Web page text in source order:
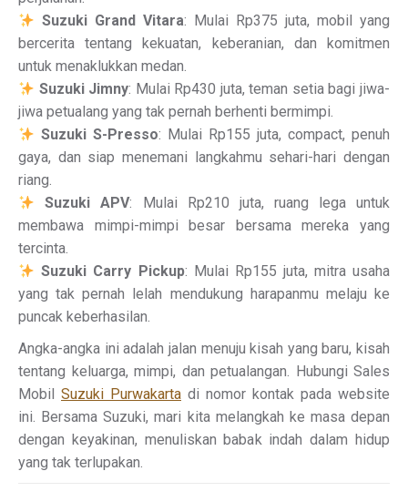
Suzuki Grand Vitara: Mulai Rp375 juta, mobil yang
bercerita tentang kekuatan, keberanian, dan komitmen
untuk menaklukkan medan.
Suzuki Jimny: Mulai Rp430 juta, teman setia bagi jiwa-
jiwa petualang yang tak pernah berhenti bermimpi.
Suzuki S-Presso: Mulai Rp155 juta, compact, penuh
gaya, dan siap menemani langkahmu sehari-hari dengan
riang.
Suzuki APV: Mulai Rp210 juta, ruang lega untuk
membawa mimpi-mimpi besar bersama mereka yang
tercinta.
Suzuki Carry Pickup: Mulai Rp155 juta, mitra usaha
yang tak pernah lelah mendukung harapanmu melaju ke
puncak keberhasilan.
Angka-angka ini adalah jalan menuju kisah yang baru, kisah
tentang keluarga, mimpi, dan petualangan. Hubungi Sales
Mobil Suzuki Purwakarta di nomor kontak pada website
ini. Bersama Suzuki, mari kita melangkah ke masa depan
dengan keyakinan, menuliskan babak indah dalam hidup
yang tak terlupakan.